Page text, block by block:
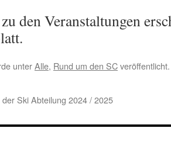
den Veranstaltungen
unterAlle, Rund um den SC
Ski Abteilung 2024 / 2025